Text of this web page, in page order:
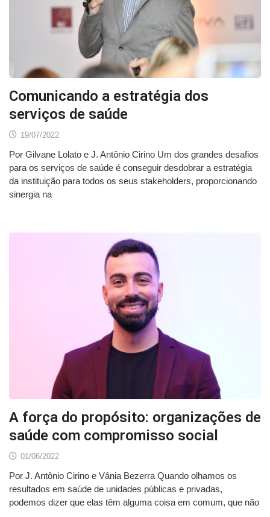
Comunicando a estratégia dos
serviços de saúde
19/07/2022
Por Gilvane Lolato e J. Antônio Cirino Um dos grandes desafios
para os serviços de saúde é conseguir desdobrar a estratégia
da instituição para todos os seus stakeholders, proporcionando
sinergia na
A força do propósito: organizações de
saúde com compromisso social
01/06/2022
Por J. Antônio Cirino e Vânia Bezerra Quando olhamos os
resultados em saúde de unidades públicas e privadas,
podemos dizer que elas têm alguma coisa em comum, que não